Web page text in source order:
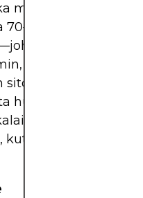
mukaan Meta aikoo
70–72 miljardiin
ilmoitti, että
pitäen sisällään
Tämä
huolia Metan
historian
kuten metaversumi